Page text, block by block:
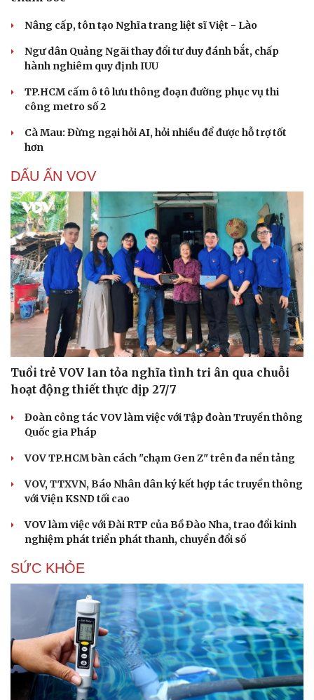
Cải chính
Nâng cấp, tôn tạo Nghĩa trang liệt sĩ Việt - Lào
Ngư dân Quảng Ngãi thay đổi tư duy đánh bắt, chấp
hành nghiêm quy định IUU
TP.HCM cấm ô tô lưu thông đoạn đường phục vụ thi
công metro số 2
Cà Mau: Đừng ngại hỏi AI, hỏi nhiều để được hỗ trợ tốt
hơn
DẤU ẤN VOV
Tuổi trẻ VOV lan tỏa nghĩa tình tri ân qua chuỗi
hoạt động thiết thực dịp 27/7
Đoàn công tác VOV làm việc với Tập đoàn Truyền thông
Quốc gia Pháp
VOV TP.HCM bàn cách "chạm Gen Z" trên đa nền tảng
VOV, TTXVN, Báo Nhân dân ký kết hợp tác truyền thông
với Viện KSND tối cao
VOV làm việc với Đài RTP của Bồ Đào Nha, trao đổi kinh
nghiệm phát triển phát thanh, chuyển đổi số
SỨC KHỎE